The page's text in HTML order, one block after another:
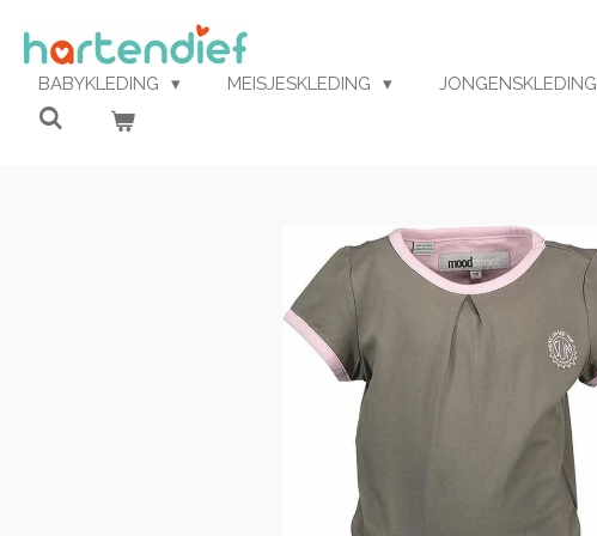
direct
naar
hoofdinhoud
BABYKLEDING MEISJESKLEDING JONGENSKLEDING